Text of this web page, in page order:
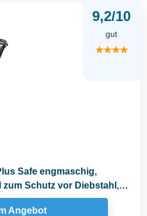
9,2/10
gut
★★★★
Safe engmaschig,
Schutz vor Diebstahl,
Angebot